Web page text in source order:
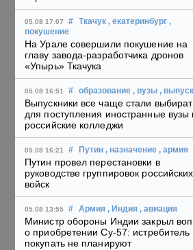
05.08 17:07 # Ткачук , екатеринбург ,
покушение
На Урале совершили покушение на
главу завода-разработчика дронов
«Упырь» Ткачука
05.08 16:51 # образование , вузы ,
Выпускники все чаще стали
для поступления иностранные вузы
российские колледжи
05.08 16:21 # Путин , назначение , армия
Путин провел перестановки в
руководстве группировок российских
войск
05.08 13:55 # Армия , Индия , авиация
Министр обороны Индии закрыл
о приобретении Су-57: истребитель
покупать не планируют